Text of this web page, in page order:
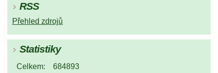
RSS
Přehled zdrojů
Statistiky
Celkem: 684893